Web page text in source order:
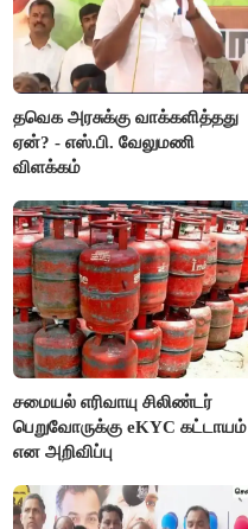
தவெக அரசுக்கு வாக்களித்தது
ஏன்? - எஸ்.பி. வேலுமணி
விளக்கம்
சமையல் எரிவாயு சிலிண்டர்
பெறுவோருக்கு eKYC கட்டாயம்
என அறிவிப்பு